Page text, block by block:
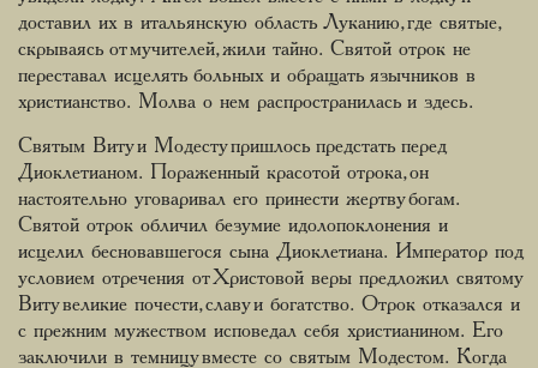
доставил их в итальянскую область Луканию, где святые,
скрываясь от мучителей, жили тайно. Святой отрок не
переставал исцелять больных и обращать язычников в
христианство. Молва о нем распространилась и здесь.
Святым Виту и Модесту пришлось предстать перед
Диоклетианом. Пораженный красотой отрока, он
настоятельно уговаривал его принести жертву богам.
Святой отрок обличил безумие идолопоклонения и
исцелил бесновавшегося сына Диоклетиана. Император под
условием отречения от Христовой веры предложил святому
Виту великие почести, славу и богатство. Отрок отказался и
с прежним мужеством исповедал себя христианином. Его
заключили в темницу вместе со святым Модестом. Когда